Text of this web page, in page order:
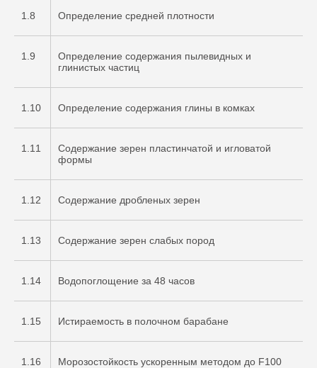
1.8 Определение средней плотности
1.9
Определение содержания пылевидных и
глинистых частиц
1.10 Определение содержания глины в комках
1.11
Содержание зерен пластинчатой и игловатой
формы
1.12 Содержание дробленых зерен
1.13 Содержание зерен слабых пород
1.14 Водопоглощение за 48 часов
1.15 Истираемость в полочном барабане
1.16 Морозостойкость ускоренным методом до F100